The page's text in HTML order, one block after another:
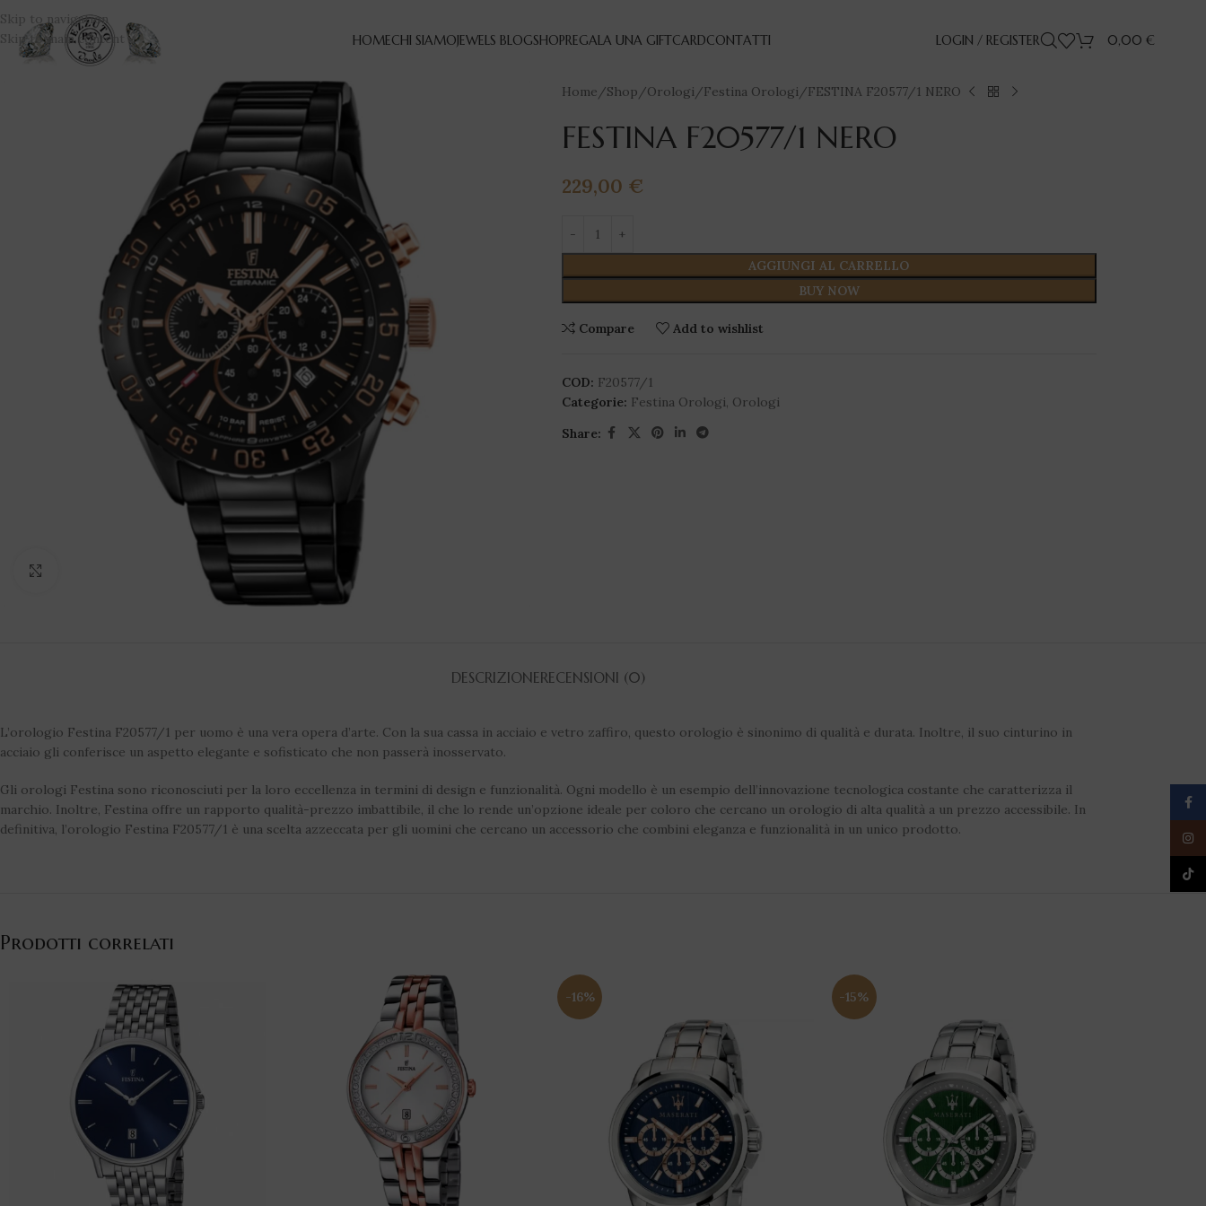
Skip to navigation
Skip to main content
HOMECHI SIAMOJEWELS BLOGSHOPREGALA UNA GIFTCARDCONTATTI LOGIN / REGISTER 0,00 €
Home Shop Orologi Festina Orologi FESTINA F20577/1 NERO
FESTINA F20577/1 NERO
229,00 €
AGGIUNGI AL CARRELLO
BUY NOW
Compare Add to wishlist
COD: F20577/1
Categorie: Festina Orologi, Orologi
Share:
DESCRIZIONERECENSIONI (0)
L’orologio Festina F20577/1 per uomo è una vera opera d’arte. Con la sua cassa in acciaio e vetro zaffiro, questo orologio è sinonimo di qualità e durata. Inoltre, il suo cinturino in
acciaio gli conferisce un aspetto elegante e sofisticato che non passerà inosservato.
Gli orologi Festina sono riconosciuti per la loro eccellenza in termini di design e funzionalità. Ogni modello è un esempio dell’innovazione tecnologica costante che caratterizza il
marchio. Inoltre, Festina offre un rapporto qualità-prezzo imbattibile, il che lo rende un’opzione ideale per coloro che cercano un orologio di alta qualità a un prezzo accessibile. In
definitiva, l’orologio Festina F20577/1 è una scelta azzeccata per gli uomini che cercano un accessorio che combini eleganza e funzionalità in un unico prodotto.
Prodotti correlati
-16% -15%